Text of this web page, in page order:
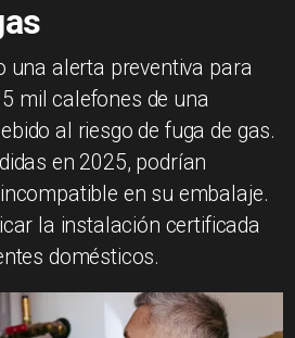
una alerta preventiva para
mil calefones de una
al riesgo de fuga de gas.
en 2025, podrían
en su embalaje.
la instalación certificada
domésticos.